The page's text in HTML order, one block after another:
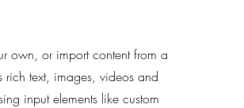
own, or import content from a
text, images, videos and
input elements like custom